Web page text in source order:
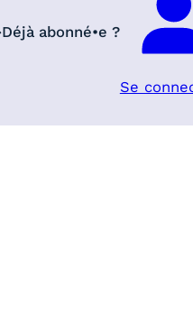
Déjà abonné•e ?
Se